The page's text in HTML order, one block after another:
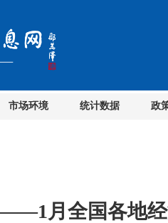
市场环境 统计数据 政
月全国各地